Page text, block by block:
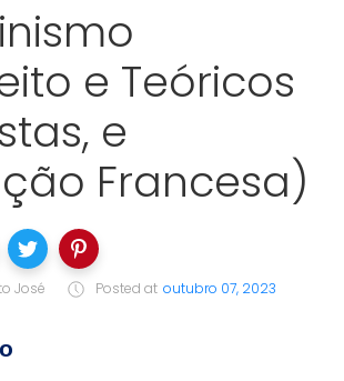
e Teóricos
e
Francesa)
José Posted at outubro 07, 2023